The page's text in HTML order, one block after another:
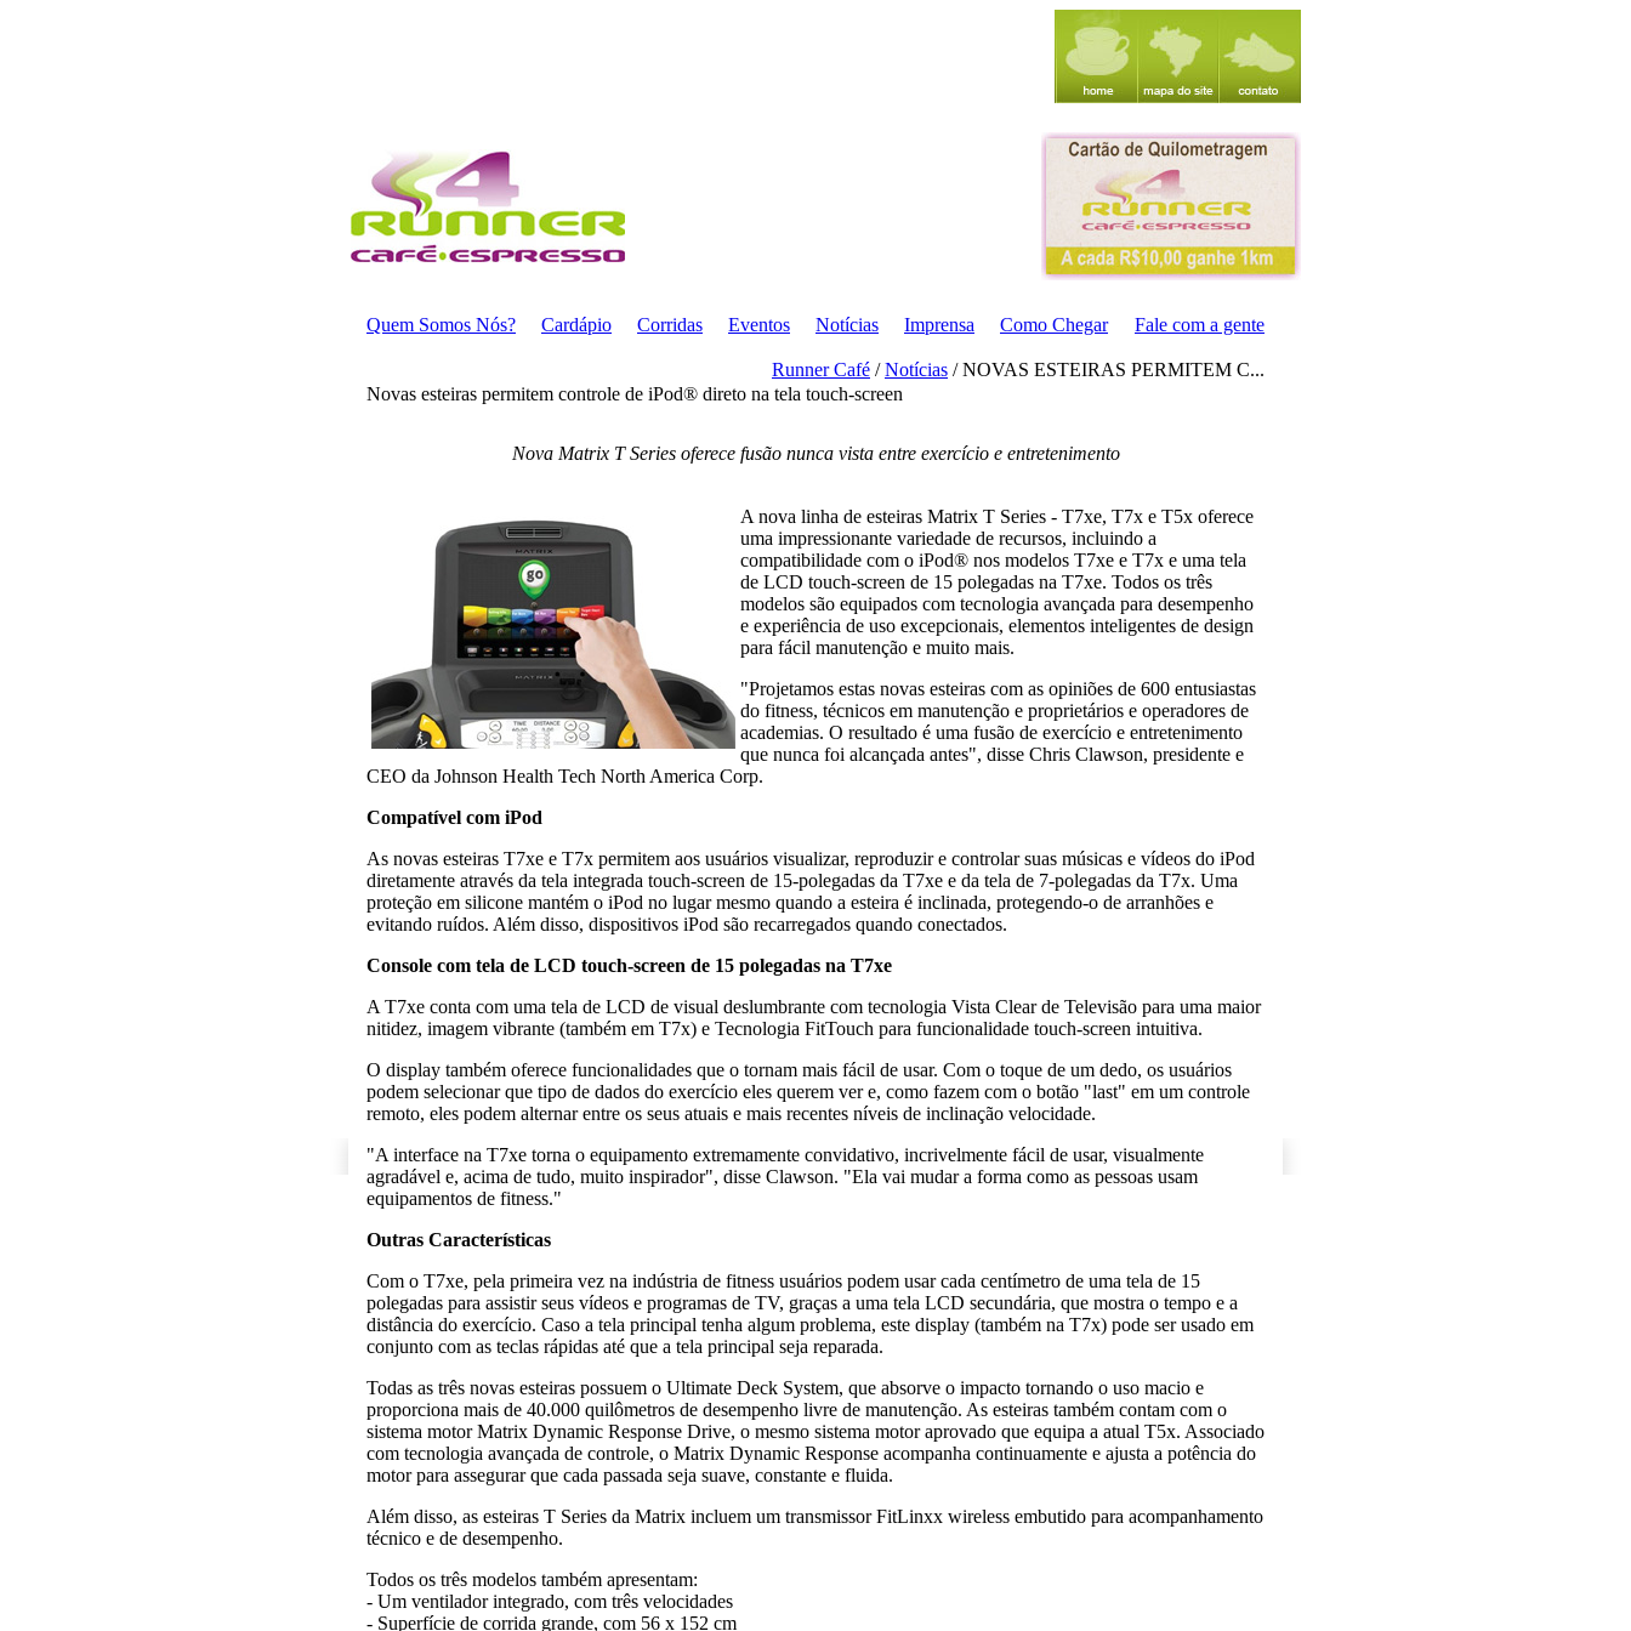
Quem Somos Nós? Cardápio Corridas Eventos Notícias Imprensa Como Chegar Fale com a gente
Runner Café /Notícias / NOVAS ESTEIRAS PERMITEM C...
Novas esteiras permitem controle de iPod® direto na tela touch-screen
Nova Matrix T Series oferece fusão nunca vista entre exercício e entretenimento
A nova linha de esteiras Matrix T Series - T7xe, T7x e T5x oferece
uma impressionante variedade de recursos, incluindo a
compatibilidade com o iPod® nos modelos T7xe e T7x e uma tela
de LCD touch-screen de 15 polegadas na T7xe. Todos os três
modelos são equipados com tecnologia avançada para desempenho
e experiência de uso excepcionais, elementos inteligentes de design
para fácil manutenção e muito mais.
"Projetamos estas novas esteiras com as opiniões de 600 entusiastas
do fitness, técnicos em manutenção e proprietários e operadores de
academias. O resultado é uma fusão de exercício e entretenimento
que nunca foi alcançada antes", disse Chris Clawson, presidente e
CEO da Johnson Health Tech North America Corp.
Compatível com iPod
As novas esteiras T7xe e T7x permitem aos usuários visualizar, reproduzir e controlar suas músicas e vídeos do iPod
diretamente através da tela integrada touch-screen de 15-polegadas da T7xe e da tela de 7-polegadas da T7x. Uma
proteção em silicone mantém o iPod no lugar mesmo quando a esteira é inclinada, protegendo-o de arranhões e
evitando ruídos. Além disso, dispositivos iPod são recarregados quando conectados.
Console com tela de LCD touch-screen de 15 polegadas na T7xe
A T7xe conta com uma tela de LCD de visual deslumbrante com tecnologia Vista Clear de Televisão para uma maior
nitidez, imagem vibrante (também em T7x) e Tecnologia FitTouch para funcionalidade touch-screen intuitiva.
O display também oferece funcionalidades que o tornam mais fácil de usar. Com o toque de um dedo, os usuários
podem selecionar que tipo de dados do exercício eles querem ver e, como fazem com o botão "last" em um controle
remoto, eles podem alternar entre os seus atuais e mais recentes níveis de inclinação velocidade.
"A interface na T7xe torna o equipamento extremamente convidativo, incrivelmente fácil de usar, visualmente
agradável e, acima de tudo, muito inspirador", disse Clawson. "Ela vai mudar a forma como as pessoas usam
equipamentos de fitness."
Outras Características
Com o T7xe, pela primeira vez na indústria de fitness usuários podem usar cada centímetro de uma tela de 15
polegadas para assistir seus vídeos e programas de TV, graças a uma tela LCD secundária, que mostra o tempo e a
distância do exercício. Caso a tela principal tenha algum problema, este display (também na T7x) pode ser usado em
conjunto com as teclas rápidas até que a tela principal seja reparada.
Todas as três novas esteiras possuem o Ultimate Deck System, que absorve o impacto tornando o uso macio e
proporciona mais de 40.000 quilômetros de desempenho livre de manutenção. As esteiras também contam com o
sistema motor Matrix Dynamic Response Drive, o mesmo sistema motor aprovado que equipa a atual T5x. Associado
com tecnologia avançada de controle, o Matrix Dynamic Response acompanha continuamente e ajusta a potência do
motor para assegurar que cada passada seja suave, constante e fluida.
Além disso, as esteiras T Series da Matrix incluem um transmissor FitLinxx wireless embutido para acompanhamento
técnico e de desempenho.
Todos os três modelos também apresentam:
- Um ventilador integrado, com três velocidades
- Superfície de corrida grande, com 56 x 152 cm